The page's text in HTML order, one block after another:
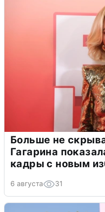
Больше не
Гагарина
кадры с новым
6 августа 31